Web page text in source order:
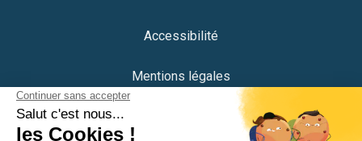
Accessibilité
Mentions légales
Protection des données